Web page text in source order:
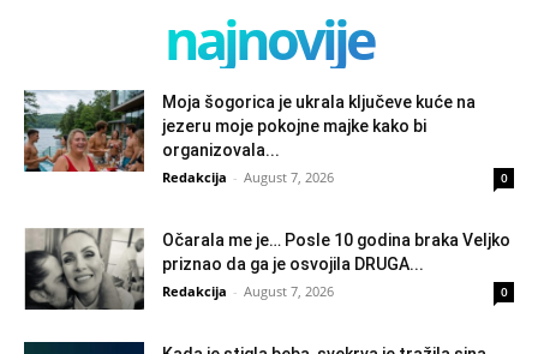
najnovije
Moja šogorica je ukrala ključeve kuće na
jezeru moje pokojne majke kako bi
organizovala...
Redakcija - August 7, 2026 0
Očarala me je… Posle 10 godina braka Veljko
priznao da ga je osvojila DRUGA...
Redakcija - August 7, 2026 0